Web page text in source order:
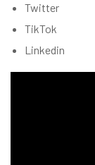
Twitter
TikTok
Linkedin